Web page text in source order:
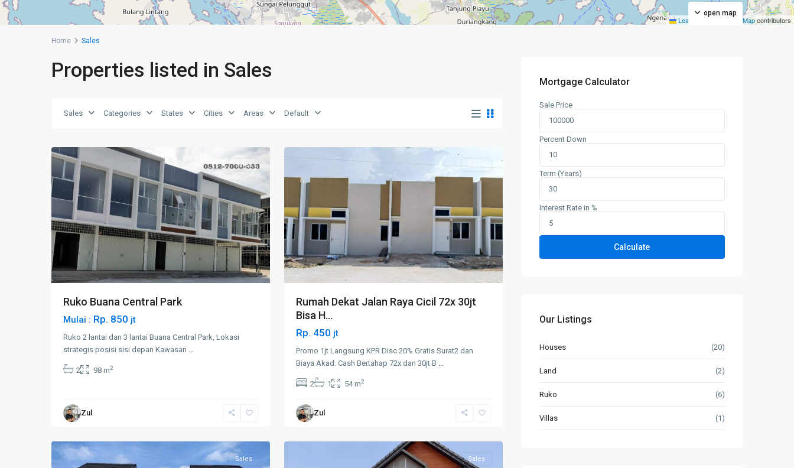
Leaflet © OpenStreetMapcontributors
open map
Home Sales
Properties listed in Sales
Sales Categories States Cities Areas Default
Sales
Ruko Buana Central Park
Mulai : Rp. 850 jt
Ruko 2 lantai dan 3 lantai Buana Central Park, Lokasi
strategis posisi sisi depan Kawasan ...
2 98 m2
Zul
Sales
Rumah Dekat Jalan Raya Cicil 72x 30jt
Bisa H...
Rp. 450 jt
Promo 1jt Langsung KPR Disc 20% Gratis Surat2 dan
Biaya Akad. Cash Bertahap 72x dan 30jt B ...
2 1 54 m2
Zul
Muka
Sales Sales
Mortgage Calculator
Sale Price
Percent Down
Term (Years)
Interest Rate in %
Calculate
Our Listings
Houses (20)
Land (2)
Ruko (6)
Villas (1)